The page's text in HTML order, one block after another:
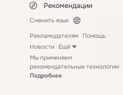
Рекомендации
Сменить язык
Рекламодателям Помощь
Новости Ещё
Мы применяем
рекомендательные технологии
Подробнее